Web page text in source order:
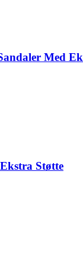
Med
Støtte